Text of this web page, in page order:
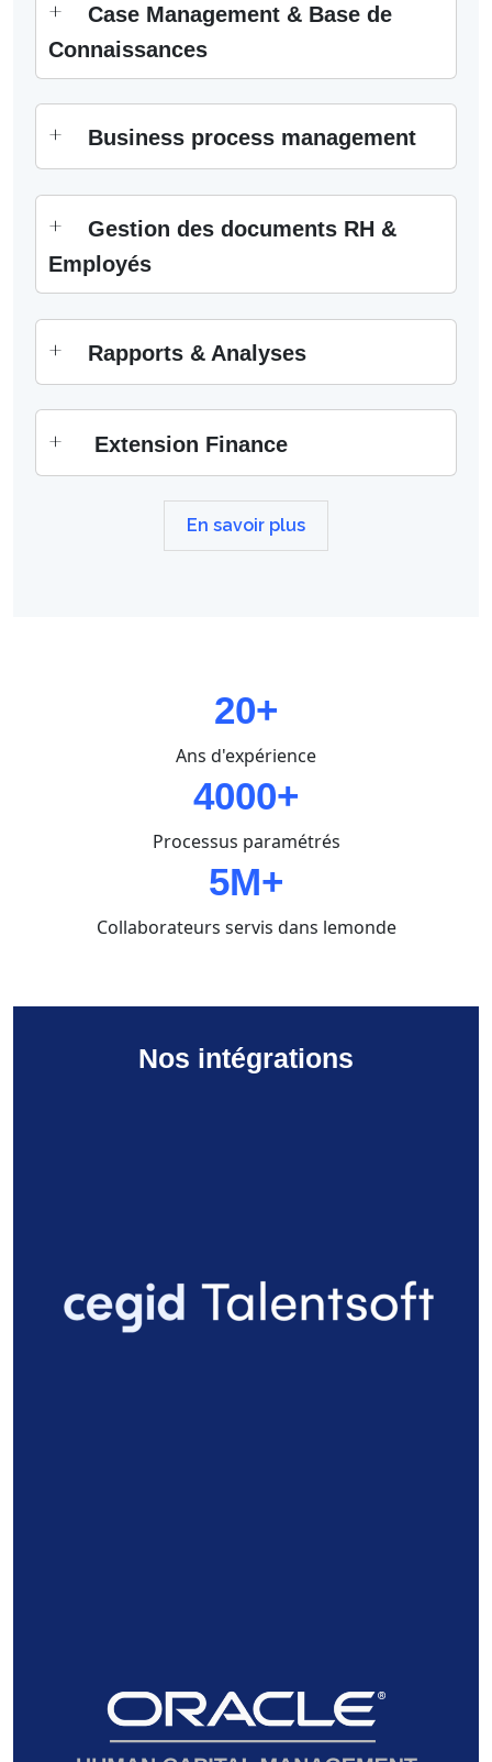
Case Management & Base de
Connaissances
Business process management
Gestion des documents RH &
Employés
Rapports & Analyses
Extension Finance
En savoir plus
20+
Ans d'expérience
4000+
Processus paramétrés
5M+
Collaborateurs servis dans lemonde
Nos intégrations